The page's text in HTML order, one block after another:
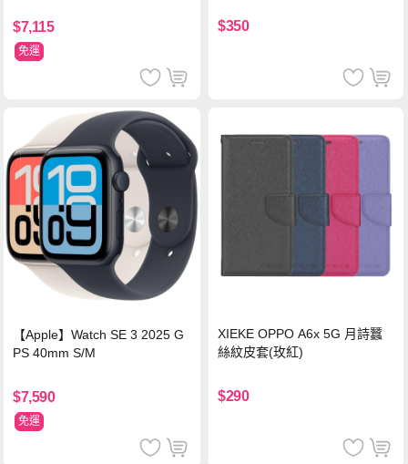
$7,115
免運
$350
【Apple】Watch SE 3 2025 G
PS 40mm S/M
$7,590
免運
XIEKE OPPO A6x 5G 月詩蠶
絲紋皮套(玫紅)
$290